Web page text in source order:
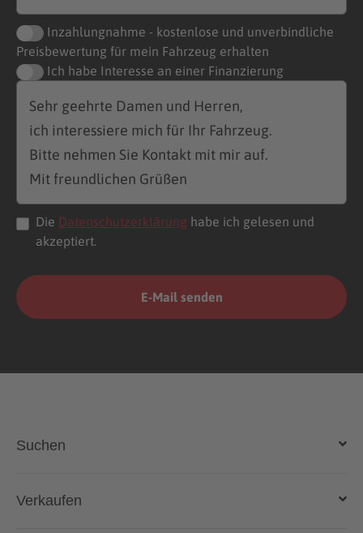
Inzahlungnahme - kostenlose und unverbindliche
Preisbewertung für mein Fahrzeug erhalten
Ich habe Interesse an einer Finanzierung
Die Datenschutzerklärung habe ich gelesen und
akzeptiert.
Suchen
Auto kaufen
Verkaufen